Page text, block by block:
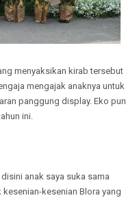
menyaksikan kirab tersebut
mengajak anaknya untuk
panggung display. Eko pun
ini.
anak saya suka sama
kesenian Blora yang